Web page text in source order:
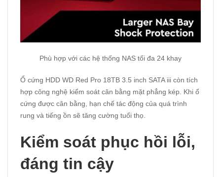
Phù hợp với các hệ thống NAS tối đa 24 khay
Ổ cứng HDD WD Red Pro 18TB 3.5 inch SATA iii còn tích
hợp công nghệ kiểm soát cân bằng mặt phẳng kép. Khi ổ
cứng được cân bằng, hạn chế tác động của quá trình
rung và tiếng ồn sẽ tăng cường tuổi thọ.
Kiểm soát phục hồi lỗi,
đáng tin cậy